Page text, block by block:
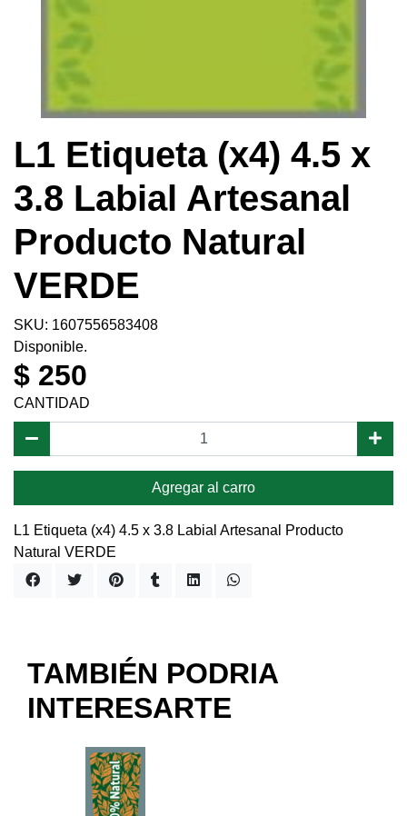
L1 Etiqueta (x4) 4.5 x
3.8 Labial Artesanal
Producto Natural
VERDE
SKU: 1607556583408
Disponible.
$ 250
CANTIDAD
Agregar al carro
L1 Etiqueta (x4) 4.5 x 3.8 Labial Artesanal Producto
Natural VERDE
TAMBIÉN PODRIA
INTERESARTE